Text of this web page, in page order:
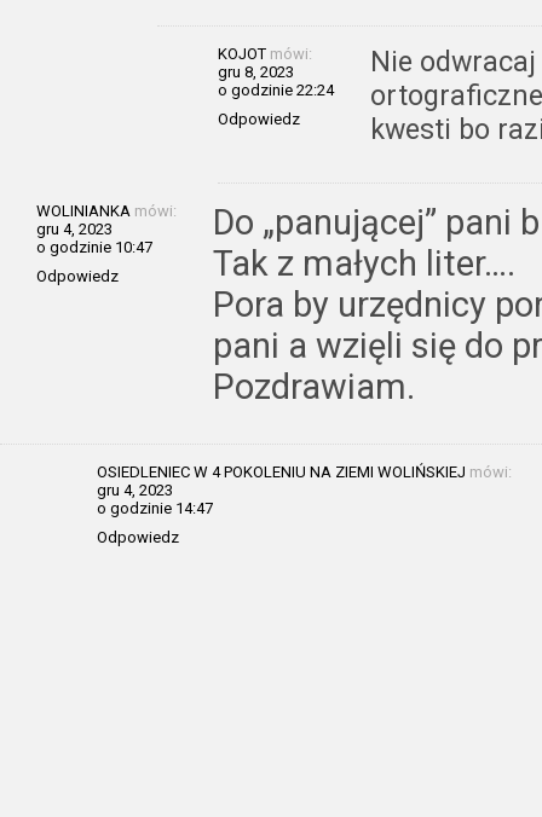
KOJOT mówi:
gru 8, 2023
o godzinie 22:24
Odpowiedz
Nie
kwesti bo
WOLINIANKA mówi:
gru 4, 2023
o godzinie 10:47
Odpowiedz
Do „panującej” pani
Tak z małych liter….
Pora by urzędnicy
pani a wzięli się do
Pozdrawiam.
OSIEDLENIEC W 4 POKOLENIU NA ZIEMI WOLIŃSKIEJ mówi:
gru 4, 2023
o godzinie 14:47
Odpowiedz